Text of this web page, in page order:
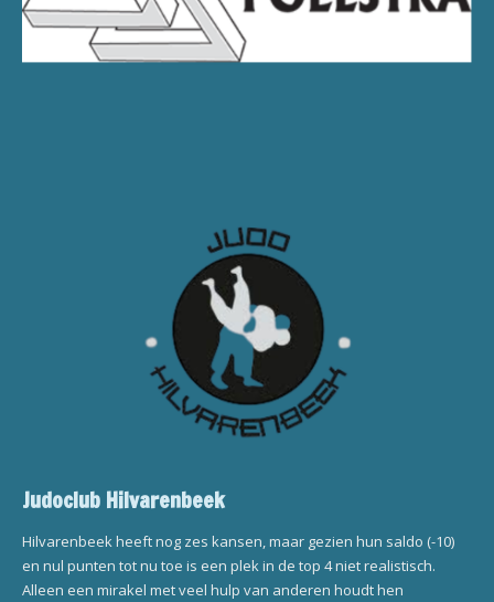
Judoclub Hilvarenbeek
Hilvarenbeek heeft nog zes kansen, maar gezien hun saldo (-10)
en nul punten tot nu toe is een plek in de top 4 niet realistisch.
Alleen een mirakel met veel hulp van anderen houdt hen